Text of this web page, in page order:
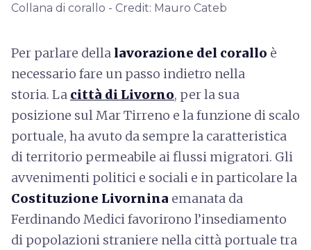
Collana di corallo - Credit: Mauro Cateb
Per parlare dellalavorazione del corallo è
necessario fare un passo indietro nella
storia. La città di Livorno, per la sua
posizione sul Mar Tirreno e la funzione di scalo
portuale, ha avuto da sempre la caratteristica
di territorio permeabile ai flussi migratori. Gli
avvenimenti politici e sociali e in particolare la
Costituzione Livornina emanata da
Ferdinando Medici favorirono l’insediamento
di popolazioni straniere nella città portuale tra